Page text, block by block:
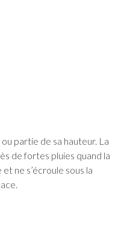
partie de sa hauteur. La
de fortes pluies quand la
ne s’écroule sous la